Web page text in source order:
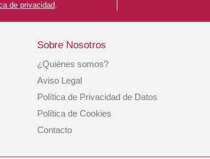
Vera 100 Unid. Inodorina
4,99 €
COMPRAR
de privacidad.
Sobre Nosotros
¿Quiénes somos?
Aviso Legal
Política de Privacidad de Datos
Política de Cookies
Contacto